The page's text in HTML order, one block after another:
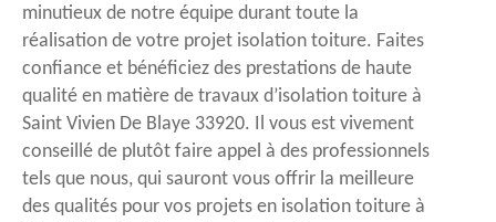
minutieux de notre équipe durant toute la
réalisation de votre projet isolation toiture. Faites
confiance et bénéficiez des prestations de haute
qualité en matière de travaux d’isolation toiture à
Saint Vivien De Blaye 33920. Il vous est vivement
conseillé de plutôt faire appel à des professionnels
tels que nous, qui sauront vous offrir la meilleure
des qualités pour vos projets en isolation toiture à